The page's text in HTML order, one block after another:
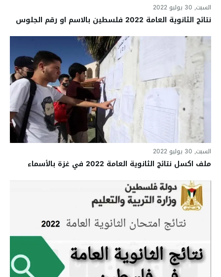
السبت, 30 يوليو 2022
نتائج الثانوية العامة 2022 فلسطين بالاسم او رقم الجلوس
السبت, 30 يوليو 2022
ملف اكسل نتائج الثانوية العامة 2022 في غزة بالأسماء